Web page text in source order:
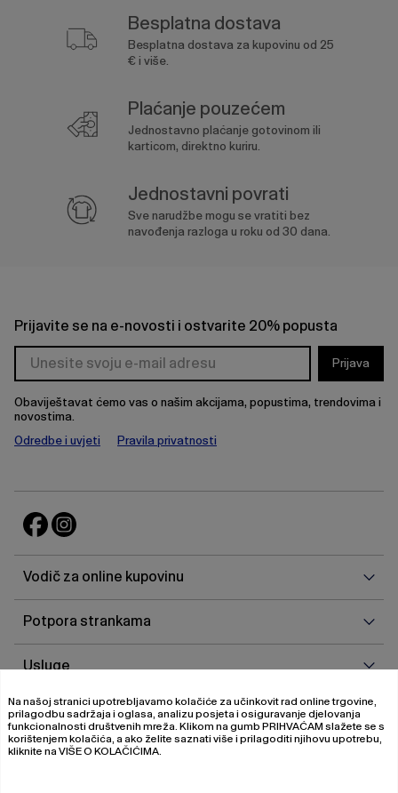
Besplatna dostava
Besplatna dostava za kupovinu od 25
€ i više.
Plaćanje pouzećem
Jednostavno plaćanje gotovinom ili
karticom, direktno kuriru.
Jednostavni povrati
Sve narudžbe mogu se vratiti bez
navođenja razloga u roku od 30 dana.
Prijavite se na e-novosti i ostvarite 20% popusta
Prijava
Obaviještavat ćemo vas o našim akcijama, popustima, trendovima i
novostima.
Odredbe i uvjeti
Pravila privatnosti
Vodič za online kupovinu
Potpora strankama
Usluge
O
O nama
Na našoj stranici upotrebljavamo kolačiće za učinkovit rad online trgovine,
prilagodbu sadržaja i oglasa, analizu posjeta i osiguravanje djelovanja
funkcionalnosti društvenih mreža. Klikom na gumb PRIHVAĆAM slažete se s
korištenjem kolačića, a ako želite saznati više i prilagoditi njihovu upotrebu,
kliknite na VIŠE O KOLAČIĆIMA.